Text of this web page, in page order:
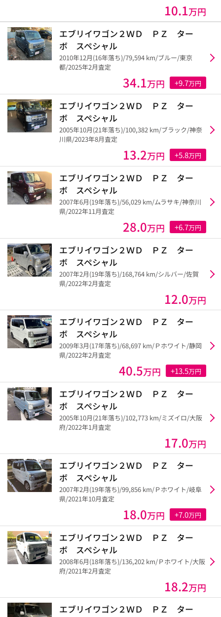
10.1万円
エブリイワゴン２ＷＤ ＰＺ ター
ボ スペシャル
2010年12月(16年落ち)/79,594 km/ブルー/東京
都/2025年2月査定
34.1万円 +9.7万円
エブリイワゴン２ＷＤ ＰＺ ター
ボ スペシャル
2005年10月(21年落ち)/100,382 km/ブラック/神奈
川県/2023年8月査定
13.2万円 +5.8万円
エブリイワゴン２ＷＤ ＰＺ ター
ボ スペシャル
2007年6月(19年落ち)/56,029 km/ムラサキ/神奈川
県/2022年11月査定
28.0万円 +6.7万円
エブリイワゴン２ＷＤ ＰＺ ター
ボ スペシャル
2007年2月(19年落ち)/168,764 km/シルバー/佐賀
県/2022年2月査定
12.0万円
エブリイワゴン２ＷＤ ＰＺ ター
ボ スペシャル
2009年3月(17年落ち)/68,697 km/Ｐホワイト/静岡
県/2022年2月査定
40.5万円 +13.5万円
エブリイワゴン２ＷＤ ＰＺ ター
ボ スペシャル
2005年10月(21年落ち)/102,773 km/ミズイロ/大阪
府/2022年1月査定
17.0万円
エブリイワゴン２ＷＤ ＰＺ ター
ボ スペシャル
2007年2月(19年落ち)/99,856 km/Ｐホワイト/岐阜
県/2021年10月査定
18.0万円 +7.0万円
エブリイワゴン２ＷＤ ＰＺ ター
ボ スペシャル
2008年6月(18年落ち)/136,202 km/Ｐホワイト/大阪
府/2021年2月査定
18.2万円
エブリイワゴン２ＷＤ ＰＺ ター